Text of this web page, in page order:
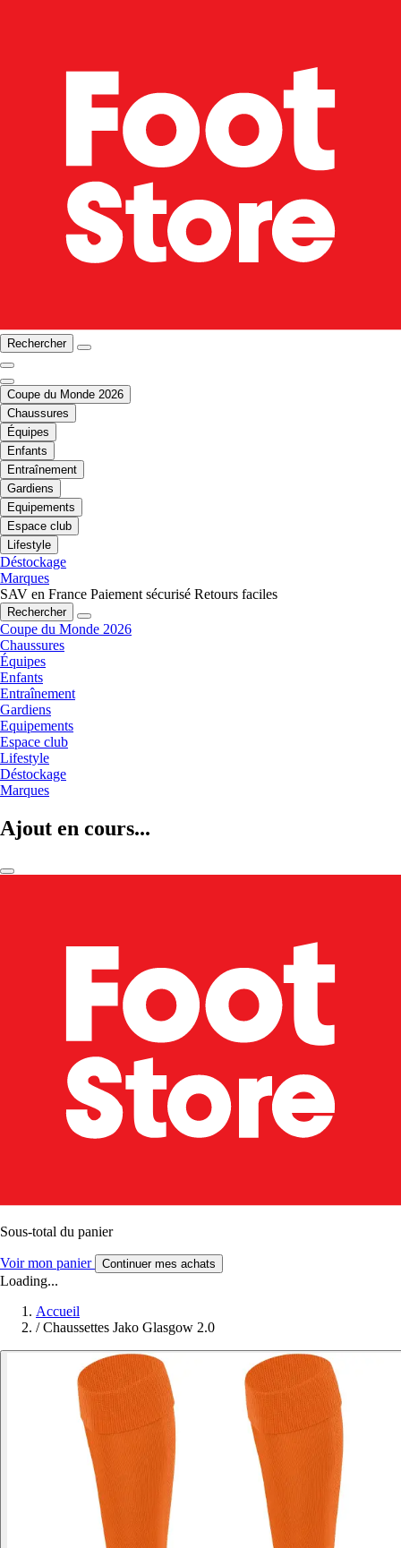
Rechercher
Coupe du Monde 2026
Chaussures
Équipes
Enfants
Entraînement
Gardiens
Equipements
Espace club
Lifestyle
Déstockage
Marques
SAV en France Paiement sécurisé Retours faciles
Rechercher
Coupe du Monde 2026
Chaussures
Équipes
Enfants
Entraînement
Gardiens
Equipements
Espace club
Lifestyle
Déstockage
Marques
Ajout en cours...
Sous-total du panier
Voir mon panier Continuer mes achats
Loading...
Accueil
/ Chaussettes Jako Glasgow 2.0